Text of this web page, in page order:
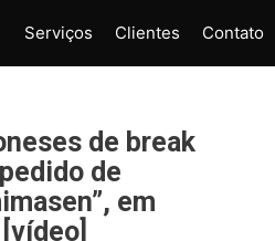
Serviços Clientes Contato
de break
de
em